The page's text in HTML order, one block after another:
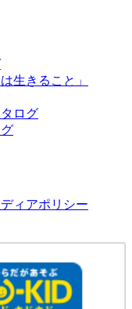
生きること」
ログ
ィアポリシー